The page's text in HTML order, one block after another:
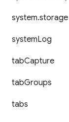
system.storage
systemLog
tabCapture
tabGroups
tabs